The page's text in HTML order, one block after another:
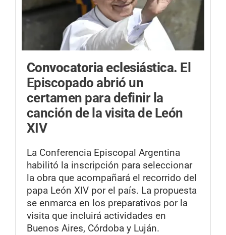
Convocatoria eclesiástica. El
Episcopado abrió un
certamen para definir la
canción de la visita de León
XIV
La Conferencia Episcopal Argentina
habilitó la inscripción para seleccionar
la obra que acompañará el recorrido del
papa León XIV por el país. La propuesta
se enmarca en los preparativos por la
visita que incluirá actividades en
Buenos Aires, Córdoba y Luján.